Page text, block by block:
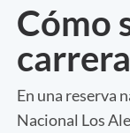
Cómo
En una reserva
Nacional Los